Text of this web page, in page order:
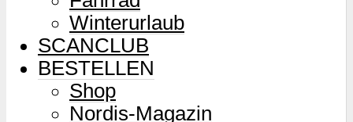
Winterurlaub
SCANCLUB
BESTELLEN
Shop
Nordis-Magazin